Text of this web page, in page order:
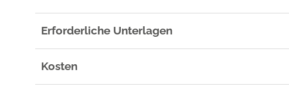
Erforderliche Unterlagen
Kosten